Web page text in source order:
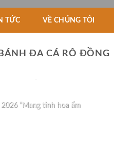
TỨC VỀ CHÚNG TÔI
BÁNH ĐA CÁ RÔ ĐỒNG
“Mang tinh hoa ẩm